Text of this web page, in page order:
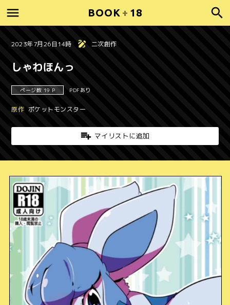
BOOK + 18
2023年7月26日14時 二次創作
しゃわほんっ
ページ数 19 P PDFあり
原作 ポケットモンスター
マイリストに追加